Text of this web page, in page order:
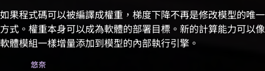
如果程式碼可以被編譯成權重，梯度下降不再是修改模型的唯一
方式。權重本身可以成為軟體的部署目標。新的計算能力可以像
軟體模組一樣增量添加到模型的內部執行引擎。
悠奈